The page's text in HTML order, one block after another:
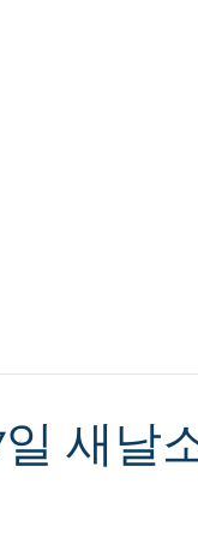
새날